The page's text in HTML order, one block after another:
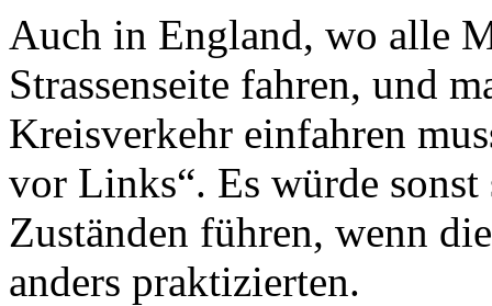
Auch in England, wo alle
Strassenseite fahren, und
Kreisverkehr einfahren
vor Links“. Es würde
Zuständen führen, wenn
anders praktizierten.